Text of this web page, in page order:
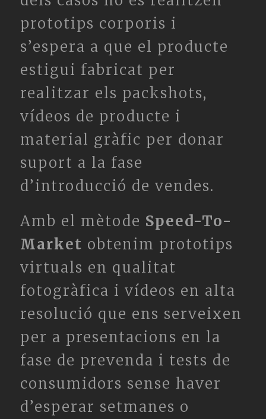
prototips corporis i
s’espera a que el producte
estigui fabricat per
realitzar els packshots,
vídeos de producte i
material gràfic per donar
suport a la fase
d’introducció de vendes.
Amb el mètode Speed-To-
Market obtenim prototips
virtuals en qualitat
fotogràfica i vídeos en alta
resolució que ens serveixen
per a presentacions en la
fase de prevenda i tests de
consumidors sense haver
d’esperar setmanes o